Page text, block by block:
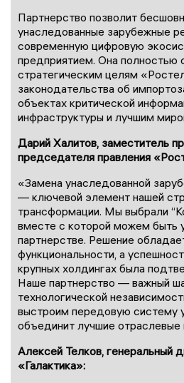
Партнерство позволит
унаследованные зарубежные
современную цифровую
предприятием. Она полностью
стратегическим целям
законодательства об
объектах критической
инфраструктуры и лучшим
Дарий Халитов, заместитель
председателя правления
«Замена унаследованной
— ключевой элемент нашей
трансформации. Мы выбрали
вместе с которой можем быть
партнерстве. Решение
функциональности, а
крупных холдингах была
Наше партнерство — важный
технологической
выстроим передовую систему
объединит лучшие отраслевые
Алексей Телков, генеральный
«Галактика»: